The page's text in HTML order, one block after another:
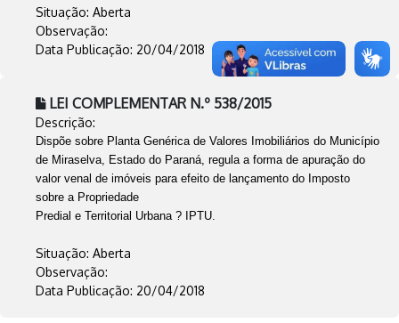
Situação: Aberta
Observação:
Data Publicação: 20/04/2018
LEI COMPLEMENTAR N.º 538/2015
Descrição:
Dispõe sobre Planta Genérica de Valores Imobiliários do Município
de Miraselva, Estado do Paraná, regula a forma de apuração do
valor venal de imóveis para efeito de lançamento do Imposto
sobre a Propriedade
Predial e Territorial Urbana ? IPTU.
Situação: Aberta
Observação:
Data Publicação: 20/04/2018